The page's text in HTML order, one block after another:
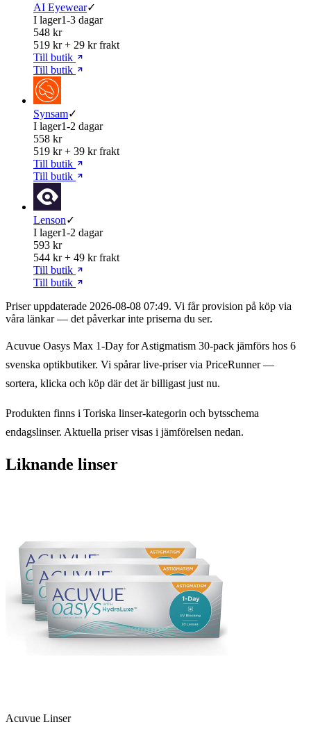
AI Eyewear✓
I lager1-3 dagar
548 kr
519 kr + 29 kr frakt
Till butik
Till butik
Synsam✓
I lager1-2 dagar
558 kr
519 kr + 39 kr frakt
Till butik
Till butik
Lenson✓
I lager1-2 dagar
593 kr
544 kr + 49 kr frakt
Till butik
Till butik
Priser uppdaterade 2026-08-08 07:49. Vi får provision på köp via
våra länkar — det påverkar inte priserna du ser.
Acuvue Oasys Max 1-Day for Astigmatism 30-pack jämförs hos 6
svenska optikbutiker. Vi spårar live-priser via PriceRunner —
sortera, klicka och köp där det är billigast just nu.
Produkten finns i Toriska linser-kategorin och bytsschema
endagslinser. Aktuella priser visas i jämförelsen nedan.
Liknande linser
Acuvue Linser